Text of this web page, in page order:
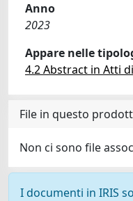
Anno
2023
Appare nelle
4.2 Abstract in Atti
File in questo
Non ci sono file
I documenti in IRIS